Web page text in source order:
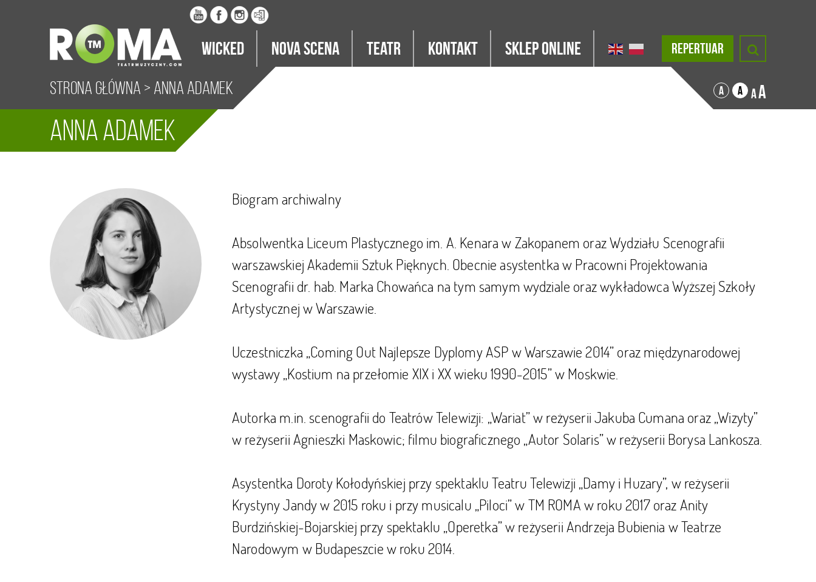
Wicked Nova Scena Teatr Kontakt Sklep Online REPERTUAR
Strona główna > Anna Adamek A A AA
Anna Adamek
Biogram archiwalny
Absolwentka Liceum Plastycznego im. A. Kenara w Zakopanem oraz Wydziału Scenografii
warszawskiej Akademii Sztuk Pięknych. Obecnie asystentka w Pracowni Projektowania
Scenografii dr. hab. Marka Chowańca na tym samym wydziale oraz wykładowca Wyższej Szkoły
Artystycznej w Warszawie.
Uczestniczka „Coming Out Najlepsze Dyplomy ASP w Warszawie 2014” oraz międzynarodowej
wystawy „Kostium na przełomie XIX i XX wieku 1990-2015” w Moskwie.
Autorka m.in. scenografii do Teatrów Telewizji: „Wariat” w reżyserii Jakuba Cumana oraz „Wizyty”
w reżyserii Agnieszki Maskowic; filmu biograficznego „Autor Solaris” w reżyserii Borysa Lankosza.
Asystentka Doroty Kołodyńskiej przy spektaklu Teatru Telewizji „Damy i Huzary”, w reżyserii
Krystyny Jandy w 2015 roku i przy musicalu „Piloci” w TM ROMA w roku 2017 oraz Anity
Burdzińskiej-Bojarskiej przy spektaklu „Operetka” w reżyserii Andrzeja Bubienia w Teatrze
Narodowym w Budapeszcie w roku 2014.